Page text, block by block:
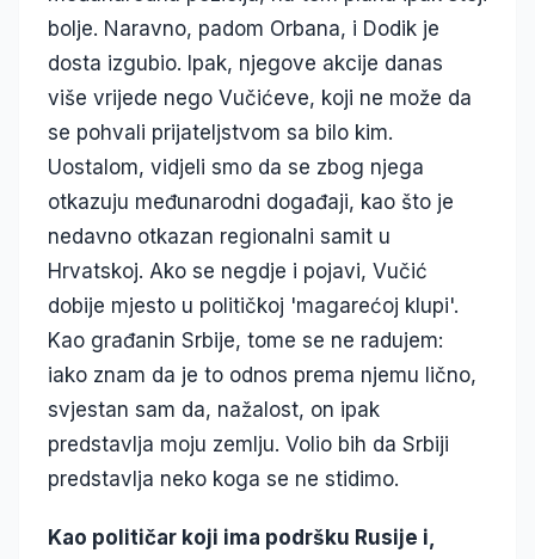
bolje. Naravno, padom Orbana, i Dodik je
dosta izgubio. Ipak, njegove akcije danas
više vrijede nego Vučićeve, koji ne može da
se pohvali prijateljstvom sa bilo kim.
Uostalom, vidjeli smo da se zbog njega
otkazuju međunarodni događaji, kao što je
nedavno otkazan regionalni samit u
Hrvatskoj. Ako se negdje i pojavi, Vučić
dobije mjesto u političkoj 'magarećoj klupi'.
Kao građanin Srbije, tome se ne radujem:
iako znam da je to odnos prema njemu lično,
svjestan sam da, nažalost, on ipak
predstavlja moju zemlju. Volio bih da Srbiji
predstavlja neko koga se ne stidimo.
Kao političar koji ima podršku Rusije i,